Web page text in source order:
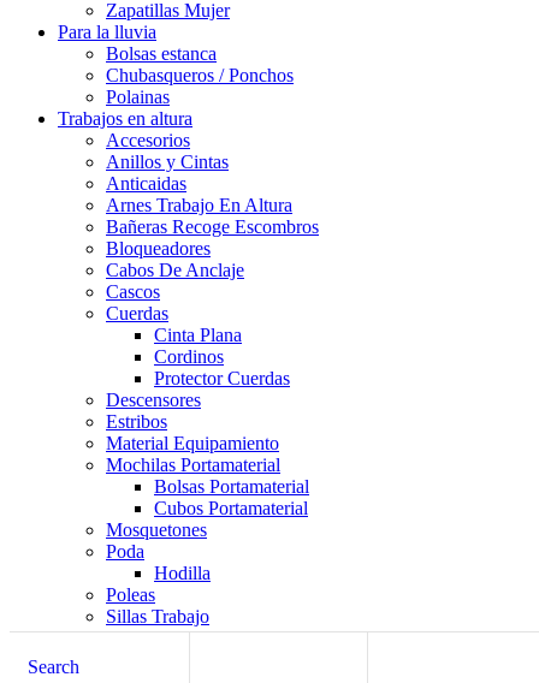
Search
Zapatillas Mujer
Para la lluvia
Bolsas estanca
Chubasqueros / Ponchos
Polainas
Trabajos en altura
Accesorios
Anillos y Cintas
Anticaidas
Arnes Trabajo En Altura
Bañeras Recoge Escombros
Bloqueadores
Cabos De Anclaje
Cascos
Cuerdas
Cinta Plana
Cordinos
Protector Cuerdas
Descensores
Estribos
Material Equipamiento
Mochilas Portamaterial
Bolsas Portamaterial
Cubos Portamaterial
Mosquetones
Poda
Hodilla
Poleas
Sillas Trabajo
Top
Carrito de compra